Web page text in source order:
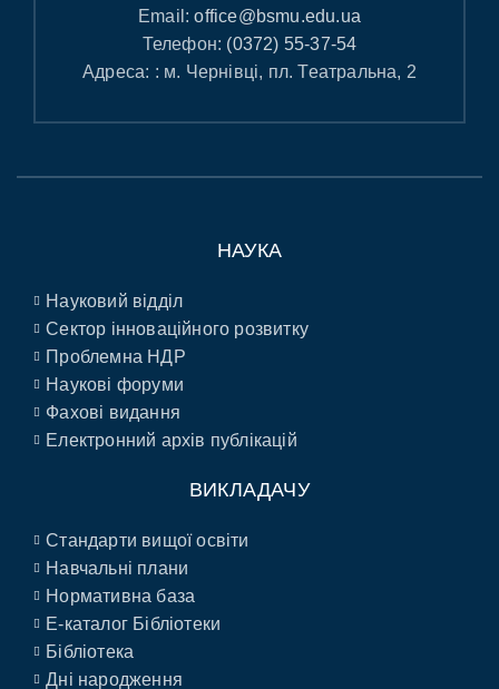
Email:office@bsmu.edu.ua
Телефон: (0372) 55-37-54
Адреса: : м. Чернівці, пл. Театральна, 2
НАУКА
Науковий відділ
Сектор інноваційного розвитку
Проблемна НДР
Наукові форуми
Фахові видання
Електронний архів публікацій
ВИКЛАДАЧУ
Стандарти вищої освіти
Навчальні плани
Нормативна база
E-каталог Бібліотеки
Бібліотека
Дні народження